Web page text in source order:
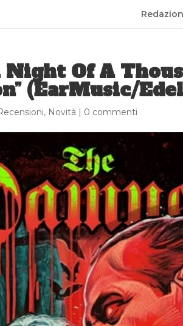
Night Of A
(EarMusic/
, Novità | 0 commenti